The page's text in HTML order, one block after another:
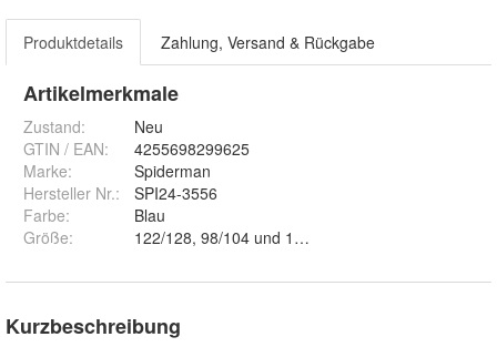
Produktdetails Zahlung, Versand & Rückgabe
Artikelmerkmale
Zustand:
Neu
GTIN / EAN:
4255698299625
Marke:
Spiderman
Hersteller Nr.:
SPI24-3556
Farbe:
Blau
Größe: 122/128, 98/104 und 134/140
Kurzbeschreibung